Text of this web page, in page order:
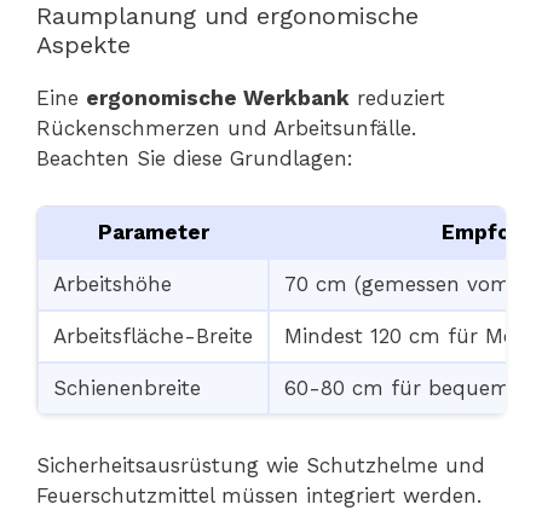
Raumplanung und ergonomische
Aspekte
Eine ergonomische Werkbank reduziert
Rückenschmerzen und Arbeitsunfälle.
Beachten Sie diese Grundlagen:
Parameter
Arbeitshöhe 70 cm (gemessen vom
Arbeitsfläche-Breite Mindest 120 cm für
Schienenbreite 60-80 cm für bequemes
Sicherheitsausrüstung wie Schutzhelme und
Feuerschutzmittel müssen integriert werden.